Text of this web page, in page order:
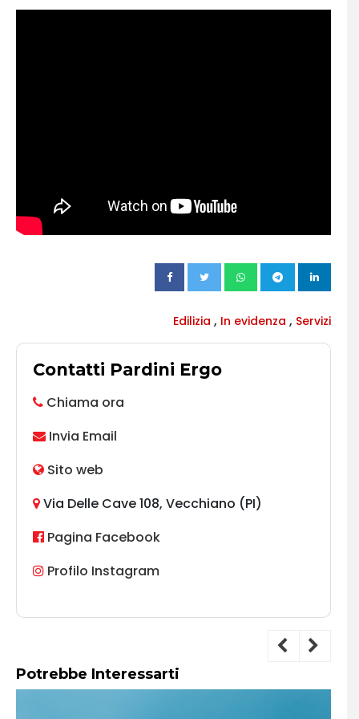
Edilizia , In evidenza , Servizi
Contatti Pardini Ergo
Chiama ora
Invia Email
Sito web
Via Delle Cave 108, Vecchiano (PI)
Pagina Facebook
Profilo Instagram
Potrebbe Interessarti